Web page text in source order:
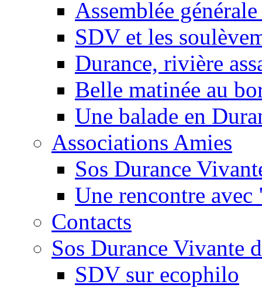
Assemblée
SDV et les
Durance, rivière
Belle matinée au
Une balade en
Associations Amies
Sos Durance
Une rencontre
Contacts
Sos Durance Vivante
SDV sur ecophilo